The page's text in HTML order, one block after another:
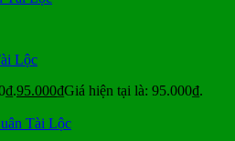
Lộc
95.000₫Giá hiện tại là: 95.000₫.